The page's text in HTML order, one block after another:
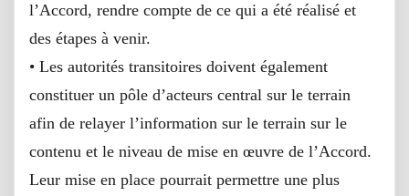
l’Accord, rendre compte de ce qui a été réalisé et
des étapes à venir.
• Les autorités transitoires doivent également
constituer un pôle d’acteurs central sur le terrain
afin de relayer l’information sur le terrain sur le
contenu et le niveau de mise en œuvre de l’Accord.
Leur mise en place pourrait permettre une plus